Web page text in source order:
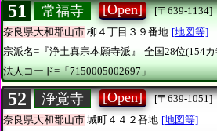
51 常福寺 [Open]
[〒639-1134]
奈良県大和郡山市 柳４丁目３９番地 [地図等]
宗派名=『浄土真宗本願寺派』
全国28位(154
法人コード=「7150005002697」
52 浄覚寺 [Open]
[〒639-1051]
奈良県大和郡山市 城町４４２番地 [地図等]